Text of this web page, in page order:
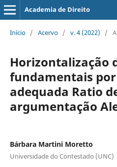
Academia de Direito
Início / Acervo / v. 4 (2022) /
Horizontalização
fundamentais
adequada Ratio
argumentação
Bárbara Martini Moretto
Universidade do Contestado (UNC)